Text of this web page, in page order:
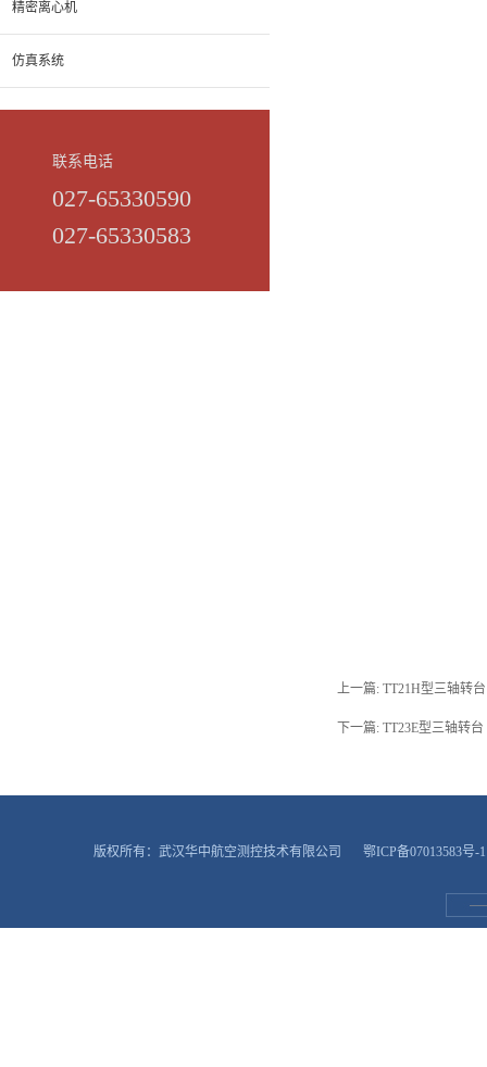
精密离心机
仿真系统
联系电话
027-65330590
027-65330583
上一篇: TT21H型三轴转台
下一篇: TT23E型三轴转台
版权所有：武汉华中航空测控技术有限公司 鄂ICP备07013583号-1